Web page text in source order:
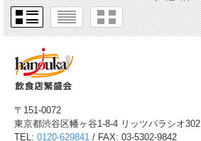
〒151-0072
東京都渋谷区幡ヶ谷1-8-4 リッツパラシオ302
TEL: 0120-629841 / FAX: 03-5302-9842